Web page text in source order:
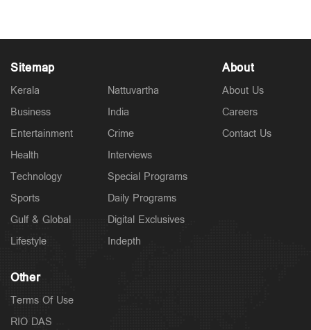
Sitemap
Kerala
Business
Entertainment
Health
Technology
Sports
Gulf & Global
Lifestyle
Nattuvartha
India
Crime
Interviews
Special Programs
Daily Programs
Digital Exclusives
Indepth
About
About Us
Careers
Contact Us
Other
Terms Of Use
RIO DAS